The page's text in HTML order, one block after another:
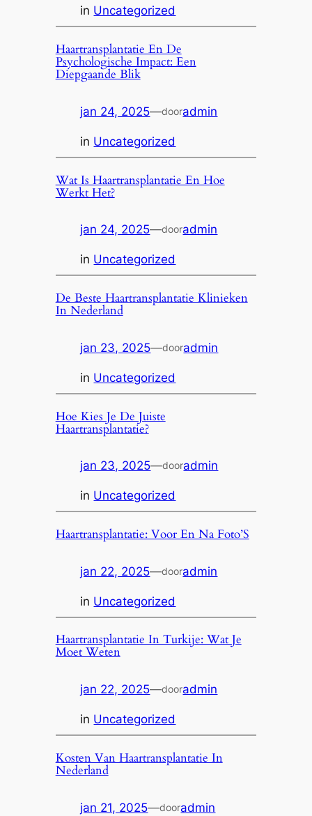
in Uncategorized
Haartransplantatie En De
Psychologische Impact: Een
Diepgaande Blik
jan 24, 2025—dooradmin
in Uncategorized
Wat Is Haartransplantatie En Hoe
Werkt Het?
jan 24, 2025—dooradmin
in Uncategorized
De Beste Haartransplantatie Klinieken
In Nederland
jan 23, 2025—dooradmin
in Uncategorized
Hoe Kies Je De Juiste
Haartransplantatie?
jan 23, 2025—dooradmin
in Uncategorized
Haartransplantatie: Voor En Na Foto’S
jan 22, 2025—dooradmin
in Uncategorized
Haartransplantatie In Turkije: Wat Je
Moet Weten
jan 22, 2025—dooradmin
in Uncategorized
Kosten Van Haartransplantatie In
Nederland
jan 21, 2025—dooradmin